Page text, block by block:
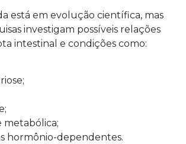
está em evolução científica, mas
investigam possíveis relações
intestinal e condições como:
metabólica;
hormônio-dependentes.